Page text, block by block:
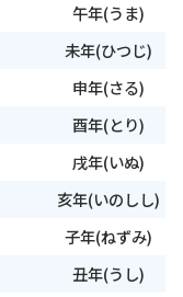
午年(うま)
未年(ひつじ)
申年(さる)
酉年(とり)
戌年(いぬ)
亥年(いのしし)
子年(ねずみ)
丑年(うし)